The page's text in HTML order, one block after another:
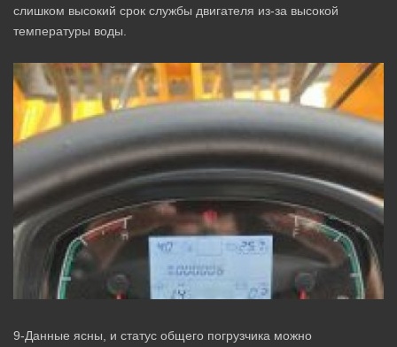
слишком высокий срок службы двигателя из-за высокой
температуры воды.
9-Данные ясны, и статус общего погрузчика можно